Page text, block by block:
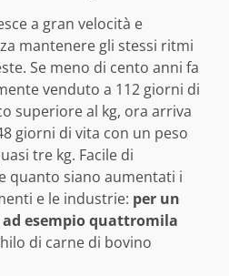
a gran velocità e
mantenere gli stessi ritmi
Se meno di cento anni fa
venduto a 112 giorni di
superiore al kg, ora arriva
giorni di vita con un peso
tre kg. Facile di
quanto siano aumentati i
e le industrie: per un
esempio quattromila
di carne di bovino